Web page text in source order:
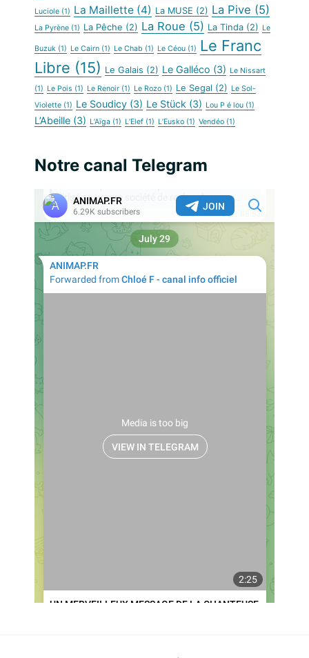
Luciole (1) La Maillette (4) La MUSE (2) La Pive (5)
La Pyrène (1) La Pêche (2) La Roue (5) La Tinda (2) Le
Buzuk (1) Le Cairn (1) Le Chab (1) Le Céou (1)
Le Franc
Libre (15) Le Galais (2) Le Galléco (3) Le Nissart
(1) Le Pois (1) Le Renoir (1) Le Rozo (1) Le Segal (2) Le Sol-
Violette (1) Le Soudicy (3) Le Stück (3) Lou P é lou (1)
L’Abeille (3) L’Aïga (1) L’Elef (1) L’Eusko (1) Vendéo (1)
Notre canal Telegram